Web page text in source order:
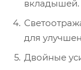
вкладышей.
для
Двойные